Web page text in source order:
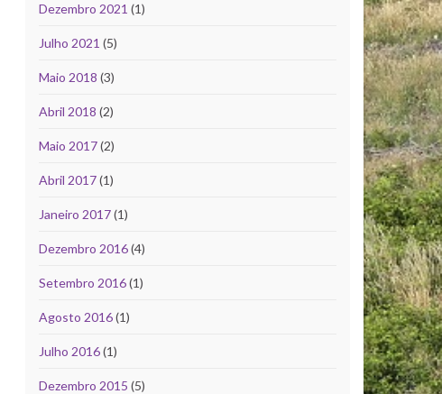
Dezembro 2021 (1)
Julho 2021 (5)
Maio 2018 (3)
Abril 2018 (2)
Maio 2017(2)
Abril 2017(1)
Janeiro 2017(1)
Dezembro 2016(4)
Setembro 2016(1)
Agosto 2016(1)
Julho 2016(1)
Dezembro 2015 (5)